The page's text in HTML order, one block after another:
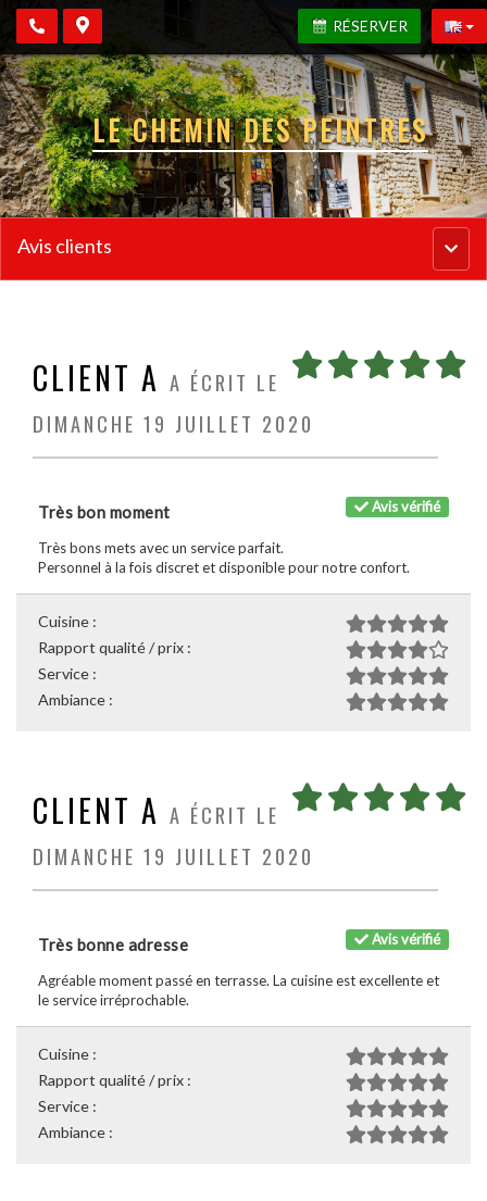
RÉSERVER
LE CHEMIN DES PEINTRES
Menu
Avis clients
CLIENT A A ÉCRIT LE
DIMANCHE 19 JUILLET 2020
Avis vérifié
Très bon moment
Très bons mets avec un service parfait.
Personnel à la fois discret et disponible pour notre confort.
Cuisine :
Rapport qualité / prix :
Service :
Ambiance :
CLIENT A A ÉCRIT LE
DIMANCHE 19 JUILLET 2020
Avis vérifié
Très bonne adresse
Agréable moment passé en terrasse. La cuisine est excellente et
le service irréprochable.
Cuisine :
Rapport qualité / prix :
Service :
Ambiance :